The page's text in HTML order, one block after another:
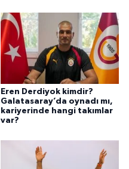
Eren Derdiyok kimdir?
Galatasaray’da oynadı mı,
kariyerinde hangi takımlar
var?